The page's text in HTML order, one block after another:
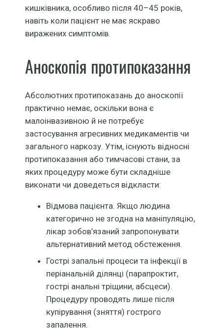
кишківника, особливо після 40–45 років,
навіть коли пацієнт не має яскраво
виражених симптомів.
Аноскопія протипоказання
Абсолютних протипоказань до аноскопії
практично немає, оскільки вона є
малоінвазивною й не потребує
застосування агресивних медикаментів чи
загального наркозу. Утім, існують відносні
протипоказання або тимчасові стани, за
яких процедуру може бути складніше
виконати чи доведеться відкласти:
Відмова пацієнта. Якщо людина
категорично не згодна на маніпуляцію,
лікар зобов’язаний запропонувати
альтернативний метод обстеження.
Гострі запальні процеси та інфекції в
періанальній ділянці (парапроктит,
гострі анальні тріщини, абсцеси).
Процедуру проводять лише після
купірування (зняття) гострого
запалення.